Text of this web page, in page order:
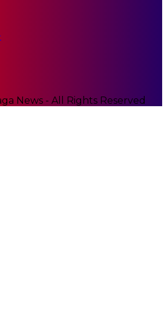
News - All Rights Reserved